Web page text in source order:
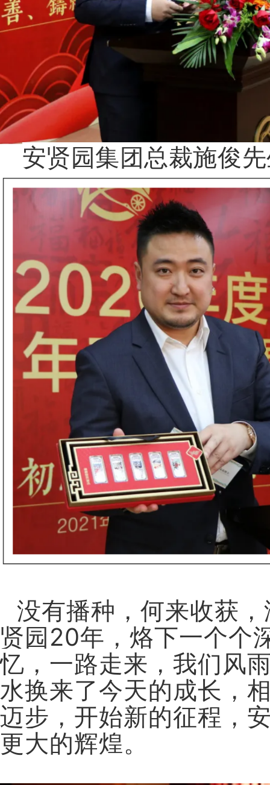
安贤园集团总裁施俊
没有播种，何来收获
贤园20年，烙下一个个
忆，一路走来，我们风
水换来了今天的成长，
迈步，开始新的征程，
更大的辉煌。